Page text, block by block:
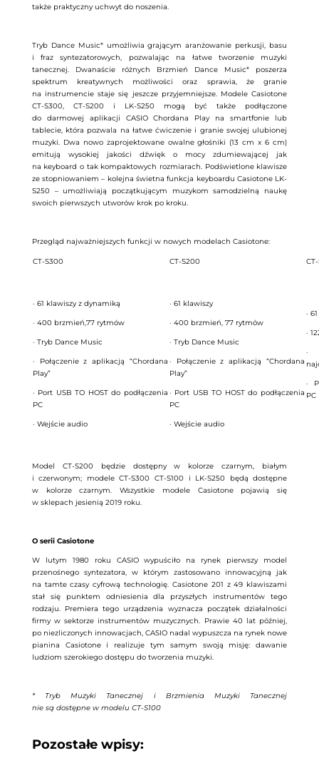
także praktyczny uchwyt do noszenia.
Tryb Dance Music* umożliwia grającym aranżowanie perkusji, basu
i fraz syntezatorowych, pozwalając na łatwe tworzenie muzyki
tanecznej. Dwanaście różnych Brzmień Dance Music* poszerza
spektrum kreatywnych możliwości oraz sprawia, że granie
na instrumencie staje się jeszcze przyjemniejsze. Modele Casiotone
CT-S300, CT-S200 i LK-S250 mogą być także podłączone
do darmowej aplikacji CASIO Chordana Play na smartfonie lub
tablecie, która pozwala na łatwe ćwiczenie i granie swojej ulubionej
muzyki. Dwa nowo zaprojektowane owalne głośniki (13 cm x 6 cm)
emitują wysokiej jakości dźwięk o mocy zdumiewającej jak
na keyboard o tak kompaktowych rozmiarach. Podświetlone klawisze
ze stopniowaniem – kolejna świetna funkcja keyboardu Casiotone LK-
S250 – umożliwiają początkującym muzykom samodzielną naukę
swoich pierwszych utworów krok po kroku.
Przegląd najważniejszych funkcji w nowych modelach Casiotone:
CT-S300 CT-S200
· 61 klawiszy z dynamiką
· 400 brzmień,77 rytmów
· Tryb Dance Music
· Połączenie z aplikacją “Chordana
Play”
· Port USB TO HOST do podłączenia
PC
· Wejście audio
· 61 klawiszy
· 400 brzmień, 77 rytmów
· Tryb Dance Music
· Połączenie z aplikacją “Chordana
Play”
· Port USB TO HOST do podłączenia
PC
· Wejście audio
·
·
·
·
PC
Model CT-S200 będzie dostępny w kolorze czarnym, białym
i czerwonym; modele CT-S300 CT-S100 i LK-S250 będą dostępne
w kolorze czarnym. Wszystkie modele Casiotone pojawią się
w sklepach jesienią 2019 roku.
O serii Casiotone
W lutym 1980 roku CASIO wypuściło na rynek pierwszy model
przenośnego syntezatora, w którym zastosowano innowacyjną jak
na tamte czasy cyfrową technologię. Casiotone 201 z 49 klawiszami
stał się punktem odniesienia dla przyszłych instrumentów tego
rodzaju. Premiera tego urządzenia wyznacza początek działalności
firmy w sektorze instrumentów muzycznych. Prawie 40 lat później,
po niezliczonych innowacjach, CASIO nadal wypuszcza na rynek nowe
pianina Casiotone i realizuje tym samym swoją misję: dawanie
ludziom szerokiego dostępu do tworzenia muzyki.
* Tryb Muzyki Tanecznej i Brzmienia Muzyki Tanecznej
nie są dostępne w modelu CT-S100
Pozostałe wpisy: